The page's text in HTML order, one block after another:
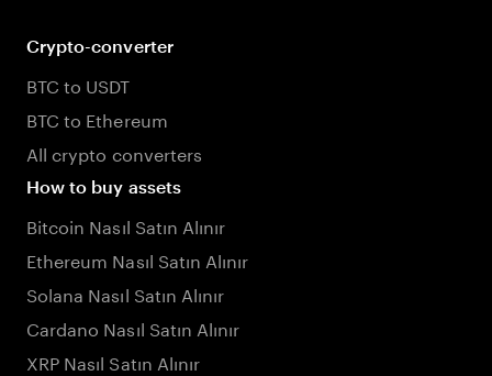
Crypto-converter
BTC to USDT
BTC to Ethereum
All crypto converters
How to buy assets
Bitcoin Nasıl Satın Alınır
Ethereum Nasıl Satın Alınır
Solana Nasıl Satın Alınır
Cardano Nasıl Satın Alınır
XRP Nasıl Satın Alınır